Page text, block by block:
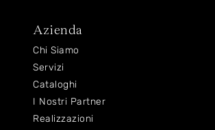
Azienda
Chi Siamo
Servizi
Cataloghi
I Nostri Partner
Realizzazioni